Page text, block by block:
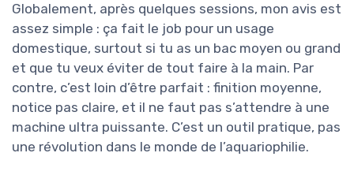
Globalement, après quelques sessions, mon avis est
assez simple : ça fait le job pour un usage
domestique, surtout si tu as un bac moyen ou grand
et que tu veux éviter de tout faire à la main. Par
contre, c’est loin d’être parfait : finition moyenne,
notice pas claire, et il ne faut pas s’attendre à une
machine ultra puissante. C’est un outil pratique, pas
une révolution dans le monde de l’aquariophilie.